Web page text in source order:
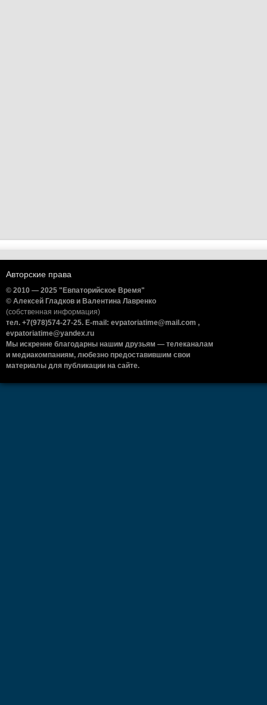
Авторские права
© 2010 — 2025 "Евпаторийское Время"
© Алексей Гладков и Валентина Лавренко
(собственная информация)
тел. +7(978)574-27-25. E-mail: evpatoriatime@mail.com ,
evpatoriatime@yandex.ru
Мы искренне благодарны нашим друзьям — телеканалам
и медиакомпаниям, любезно предоставившим свои
материалы для публикации на сайте.